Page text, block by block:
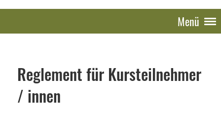
Menü
Reglement für Kursteilnehmer
/ innen